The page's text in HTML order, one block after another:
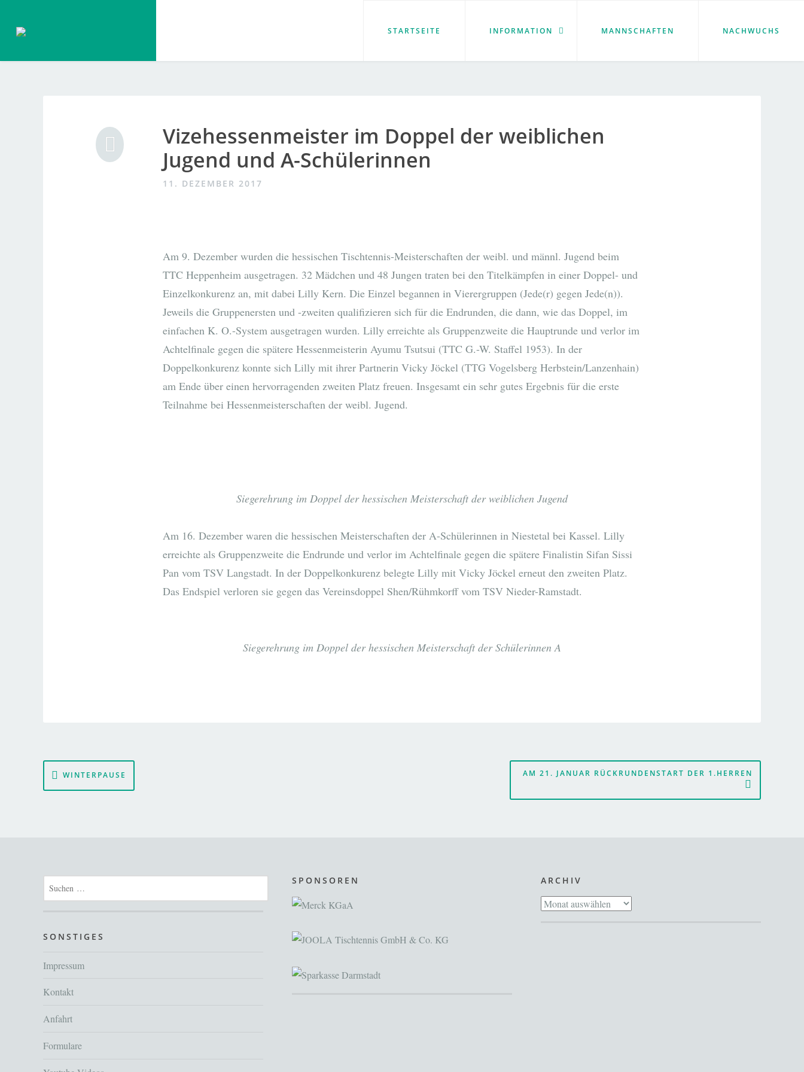
Inhalt
STARTSEITE INFORMATION MANNSCHAFTEN NACHWUCHS
Vizehessenmeister im Doppel der weiblichen
Jugend und A-Schülerinnen
11. DEZEMBER 2017
Am 9. Dezember wurden die hessischen Tischtennis-Meisterschaften der weibl. und männl. Jugend beim
TTC Heppenheim ausgetragen. 32 Mädchen und 48 Jungen traten bei den Titelkämpfen in einer Doppel- und
Einzelkonkurenz an, mit dabei Lilly Kern. Die Einzel begannen in Vierergruppen (Jede(r) gegen Jede(n)).
Jeweils die Gruppenersten und -zweiten qualifizieren sich für die Endrunden, die dann, wie das Doppel, im
einfachen K. O.-System ausgetragen wurden. Lilly erreichte als Gruppenzweite die Hauptrunde und verlor im
Achtelfinale gegen die spätere Hessenmeisterin Ayumu Tsutsui (TTC G.-W. Staffel 1953). In der
Doppelkonkurenz konnte sich Lilly mit ihrer Partnerin Vicky Jöckel (TTG Vogelsberg Herbstein/Lanzenhain)
am Ende über einen hervorragenden zweiten Platz freuen. Insgesamt ein sehr gutes Ergebnis für die erste
Teilnahme bei Hessenmeisterschaften der weibl. Jugend.
Siegerehrung im Doppel der hessischen Meisterschaft der weiblichen Jugend
Am 16. Dezember waren die hessischen Meisterschaften der A-Schülerinnen in Niestetal bei Kassel. Lilly
erreichte als Gruppenzweite die Endrunde und verlor im Achtelfinale gegen die spätere Finalistin Sifan Sissi
Pan vom TSV Langstadt. In der Doppelkonkurenz belegte Lilly mit Vicky Jöckel erneut den zweiten Platz.
Das Endspiel verloren sie gegen das Vereinsdoppel Shen/Rühmkorff vom TSV Nieder-Ramstadt.
Siegerehrung im Doppel der hessischen Meisterschaft der Schülerinnen A
Beitragsnavigation
WINTERPAUSE AM 21. JANUAR RÜCKRUNDENSTART DER 1.HERREN
Suchen
nach:
SONSTIGES
Impressum
Kontakt
Anfahrt
Formulare
SPONSOREN ARCHIV
Archiv